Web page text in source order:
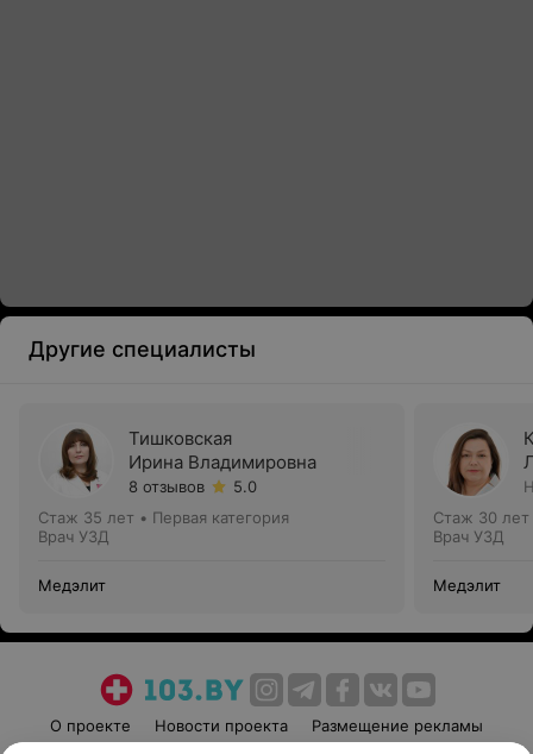
Другие специалисты
Тишковская
Ирина Владимировна
8 отзывов
5.0
Стаж 35 лет • Первая категория
Врач УЗД
Медэлит
Стаж 30 лет
Врач УЗД
Медэлит
О проекте Новости проекта
Размещение рекламы